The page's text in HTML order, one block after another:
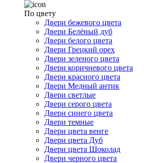
По цвету
Двери бежевого цвета
Двери Белёный дуб
Двери белого цвета
Двери Грецкий орех
Двери зеленого цвета
Двери коричневого цвета
Двери красного цвета
Двери Медный антик
Двери светлые
Двери серого цвета
Двери синего цвета
Двери темные
Двери цвета венге
Двери цвета Дуб
Двери цвета Шоколад
Двери черного цвета